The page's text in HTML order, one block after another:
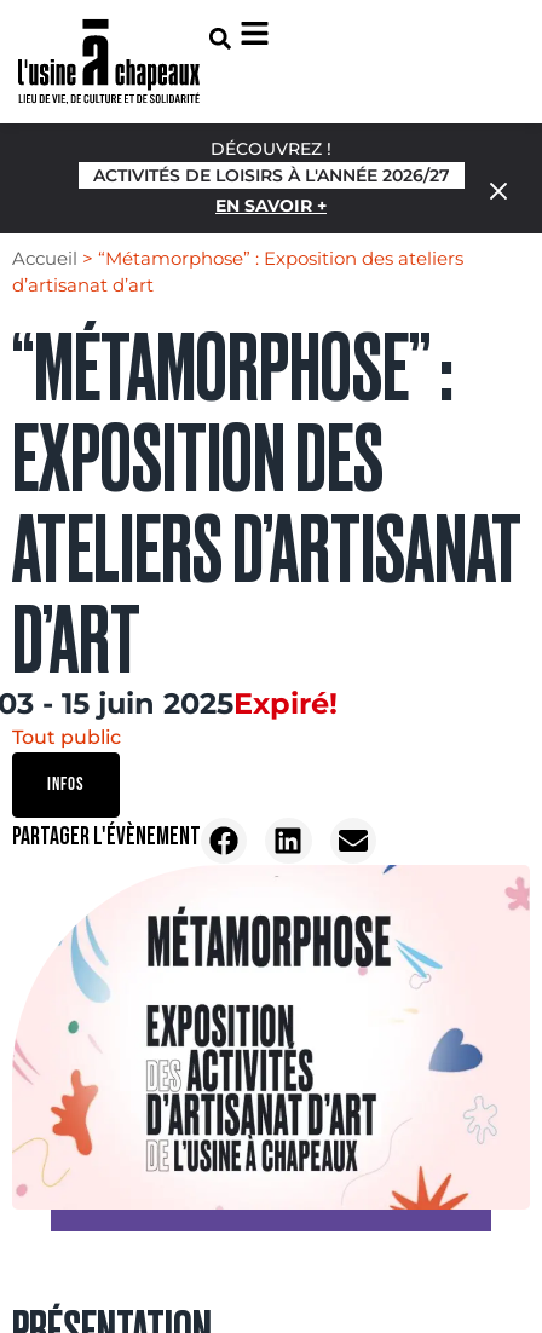
DÉCOUVREZ !
ACTIVITÉS DE LOISIRS À L'ANNÉE 2026/27
EN SAVOIR +
Accueil > “Métamorphose” : Exposition des ateliers
d’artisanat d’art
“MÉTAMORPHOSE” :
EXPOSITION DES
ATELIERS D’ARTISANAT
D’ART
- 15 juin 2025Expiré!
Tout public
INFOS
PARTAGER L'ÉVÈNEMENT